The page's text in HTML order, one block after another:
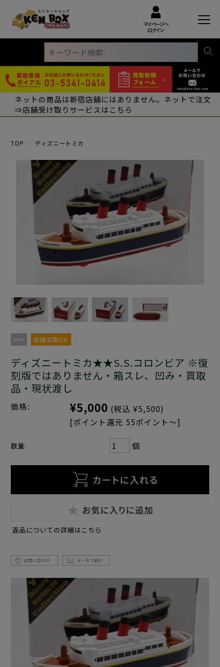
マイページへ
ログイン
ネットの商品は新宿店舗にはありません。ネットで注文
⇒店舗受け取りサービスはこちら
TOP ディズニートミカ
店舗受取OK
ディズニートミカ★★S.S.コロンビア ※復
刻版ではありません・箱スレ、凹み・買取
品・現状渡し
価格: ¥5,000 (税込 ¥5,500)
[ポイント還元 55ポイント～]
数量: 個
返品についての詳細はこちら